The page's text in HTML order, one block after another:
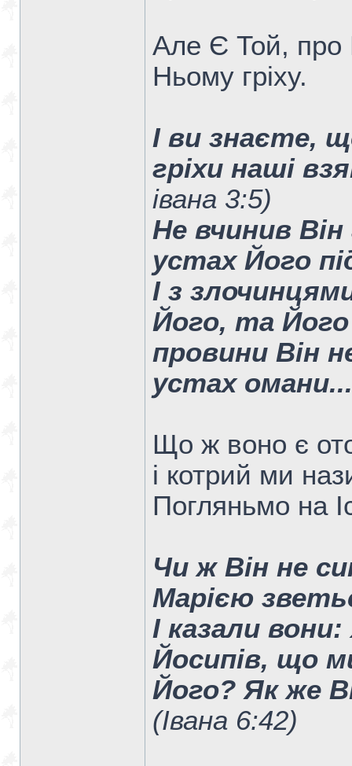
Але Є Той, про
Ньому гріху.
І ви знаєте,
гріхи наші
івана 3:5)
Не вчинив Він
устах Його
І з
Його, та Його
провини Він
устах омани...
Що ж воно є
і котрий ми
Погляньмо на
Чи ж Він не
Марією
І казали вони:
Йосипів, що
Його? Як же
(Івана 6:42)